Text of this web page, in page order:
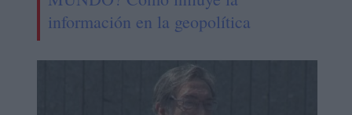
información en la geopolítica